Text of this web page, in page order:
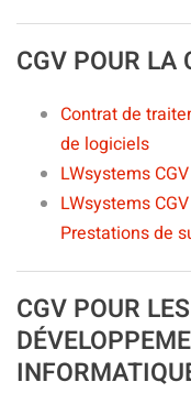
CGV POUR LA
Contrat de
de logiciels
LWsystems
LWsystems
Prestations de
CGV POUR